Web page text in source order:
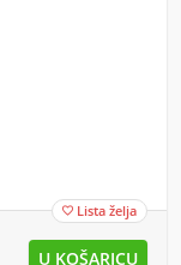
 Lista želja